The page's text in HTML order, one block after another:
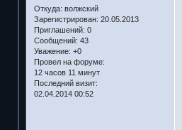
Откуда: волжский
Зарегистрирован: 20.05.2013
Приглашений: 0
Сообщений: 43
Уважение: +0
Провел на форуме:
12 часов 11 минут
Последний визит:
02.04.2014 00:52